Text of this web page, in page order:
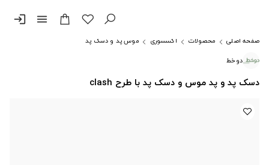
menu
login
صفحه اصلی محصولات اکسسوری
موس پد و دسک پد
دوخط
دسک پد و پد موس و دسک پد با طرح clash